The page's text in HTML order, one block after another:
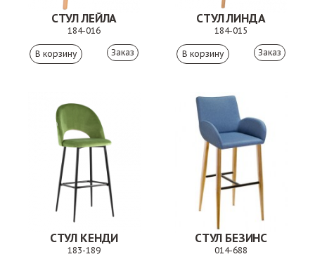
СТУЛ ЛЕЙЛА
184-016
Заказ
СТУЛ ЛИНДА
184-015
Заказ
СТУЛ КЕНДИ
183-189
СТУЛ БЕЗИНС
014-688